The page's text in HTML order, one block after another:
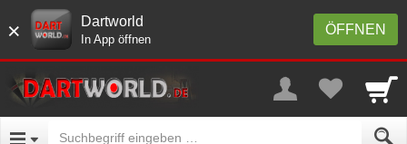
× ÖFFNEN
Dartworld
In App öffnen